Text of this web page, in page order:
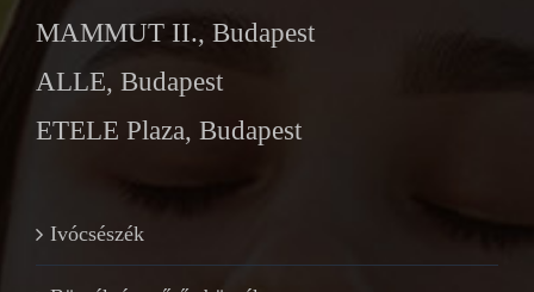
MAMMUT II., Budapest
ALLE, Budapest
ETELE Plaza, Budapest
Ivócsészék